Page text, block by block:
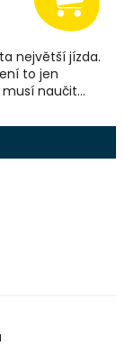
největší jízda.
to jen
naučit...